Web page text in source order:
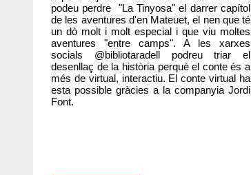
podeu perdre "La Tinyosa" el darrer capítol
de les aventures d'en Mateuet, el nen que té
un dò molt i molt especial i que viu moltes
aventures "entre camps". A les xarxes
socials @bibliotaradell podreu triar el
desenllaç de la història perquè el conte és a
més de virtual, interactiu. El conte virtual ha
esta possible gràcies a la companyia Jordi
Font.